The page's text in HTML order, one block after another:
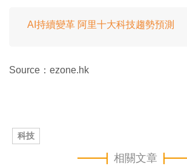
AI持續變革 阿里十大科技趨勢預測
Source：ezone.hk
科技
相關文章